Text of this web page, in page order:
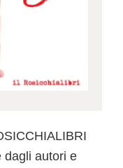
dagli autori e